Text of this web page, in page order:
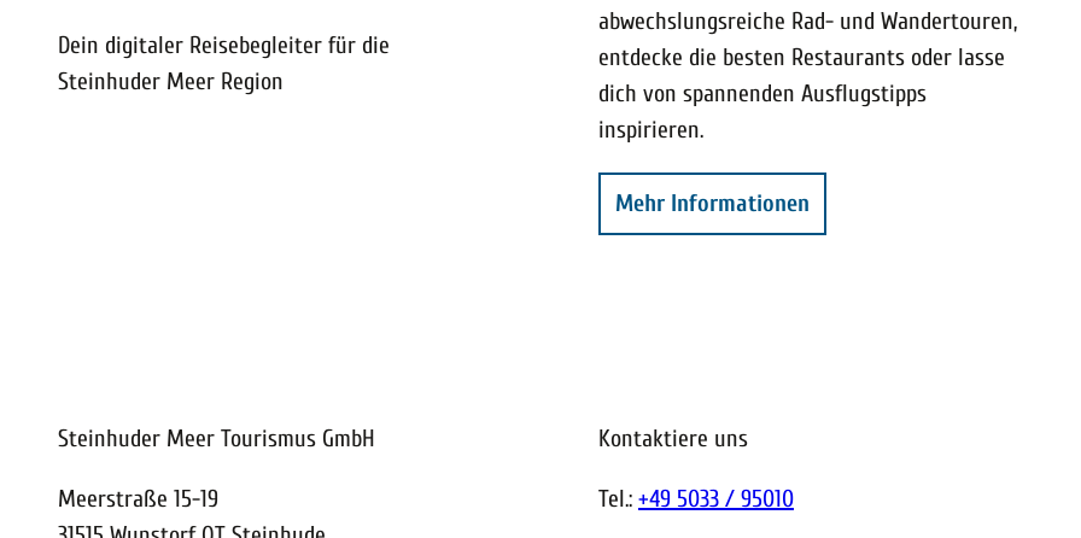
Dein digitaler Reisebegleiter für die
Steinhuder Meer Region
abwechslungsreiche Rad- und Wandertouren,
entdecke die besten Restaurants oder lasse
dich von spannenden Ausflugstipps
inspirieren.
Mehr Informationen
Steinhuder Meer Tourismus GmbH
Meerstraße 15-19
Kontaktiere uns
Tel.: +49 5033 / 95010